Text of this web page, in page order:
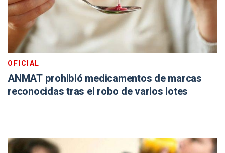
OFICIAL
ANMAT prohibió medicamentos de marcas
reconocidas tras el robo de varios lotes